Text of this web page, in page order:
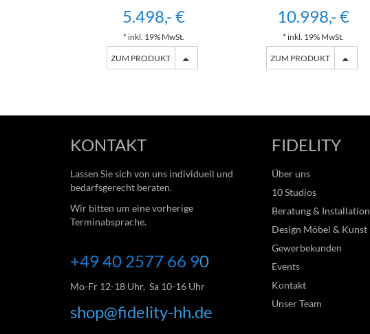
5.498,- €
* inkl. 19% MwSt.
ZUM PRODUKT
10.998,- €
* inkl. 19% MwSt.
ZUM PRODUKT
KONTAKT
Lassen Sie sich von uns individuell und
bedarfsgerecht beraten.
Wir bitten um eine vorherige
Terminabsprache.
+49 40 2577 66 90
Mo-Fr 12-18 Uhr, Sa 10-16 Uhr
shop@fidelity-hh.de
FIDELITY
Über uns
10 Studios
Beratung & Installation
Design Möbel & Kunst
Gewerbekunden
Events
Kontakt
Unser Team